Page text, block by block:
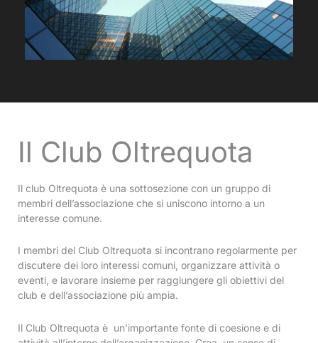
Il Club Oltrequota
Il club Oltrequota è una sottosezione con un gruppo di
membri dell’associazione che si uniscono intorno a un
interesse comune.
I membri del Club Oltrequota si incontrano regolarmente per
discutere dei loro interessi comuni, organizzare attività o
eventi, e lavorare insieme per raggiungere gli obiettivi del
club e dell’associazione più ampia.
Il Club Oltrequota è un’importante fonte di coesione e di